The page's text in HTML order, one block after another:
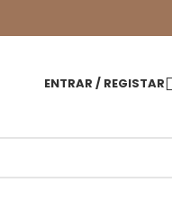
ENTRAR / REGISTAR